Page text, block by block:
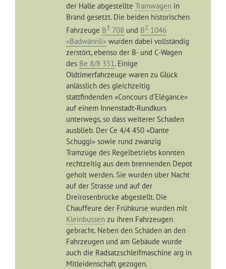
der Halle abgestellte Tramwagen in
Brand gesetzt. Die beiden historischen
Fahrzeuge B3 708 und B2 1046
«Badwännli» wurden dabei vollständig
zerstört, ebenso der B- und C-Wagen
des Be 8/8 351 . Einige
Oldtimerfahrzeuge waren zu Glück
anlässlich des gleichzeitig
stattfindenden «Concours d’Elégance»
auf einem Innenstadt-Rundkurs
unterwegs, so dass weiterer Schaden
ausblieb. Der Ce 4/4 450 «Dante
Schuggi» sowie rund zwanzig
Tramzüge des Regelbetriebs konnten
rechtzeitig aus dem brennenden Depot
geholt werden. Sie wurden über Nacht
auf der Strasse und auf der
Dreirosenbrücke abgestellt. Die
Chauffeure der Frühkurse wurden mit
Kleinbussen zu ihren Fahrzeugen
gebracht. Neben den Schäden an den
Fahrzeugen und am Gebäude wurde
auch die Radsatzschleifmaschine arg in
Mitleidenschaft gezogen.